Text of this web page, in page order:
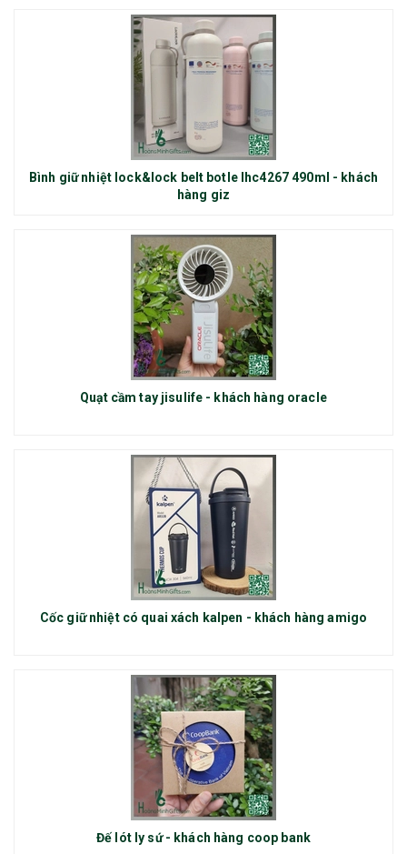
Bình giữ nhiệt lock&lock belt botle lhc4267 490ml - khách
hàng giz
Quạt cầm tay jisulife - khách hàng oracle
Cốc giữ nhiệt có quai xách kalpen - khách hàng amigo
Đế lót ly sứ - khách hàng coop bank